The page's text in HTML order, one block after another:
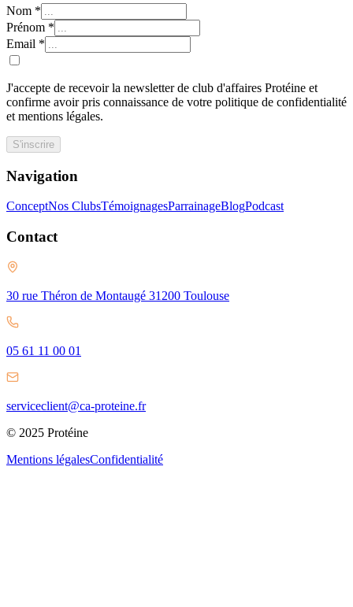
Nom *
Prénom *
Email *
J'accepte de recevoir la newsletter de club d'affaires Protéine et
confirme avoir pris connaissance de votre politique de confidentialité
et mentions légales.
S'inscrire
Navigation
ConceptNos ClubsTémoignagesParrainageBlogPodcast
Contact
30 rue Théron de Montaugé 31200 Toulouse
05 61 11 00 01
serviceclient@ca-proteine.fr
© 2025 Protéine
Mentions légalesConfidentialité